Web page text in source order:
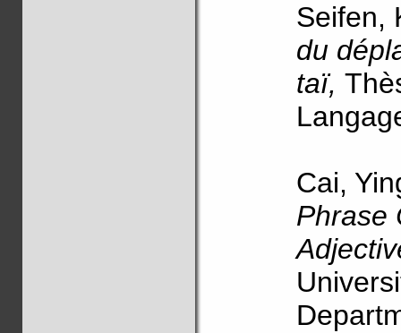
Seifen,
du
taï,
Cai,
Phrase